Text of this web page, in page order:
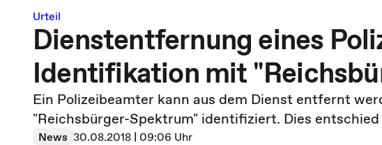
Urteil
Dienstentfernung eines
Identifikation mit
Ein Polizeibeamter kann aus dem Dienst entfernt
"Reichsbürger-Spektrum" identifiziert. Dies
News 30.08.2018 | 09:06 Uhr